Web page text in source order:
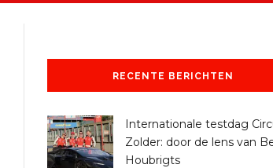
RECENTE BERICHTEN
Internationale testdag
Zolder: door de lens van
Houbrigts